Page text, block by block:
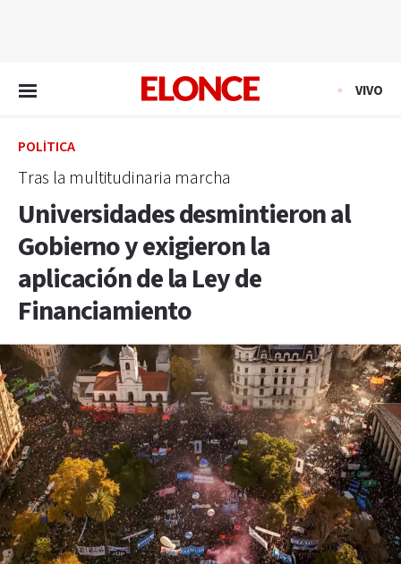
VIVO
POLÍTICA
Tras la multitudinaria marcha
Universidades desmintieron al
Gobierno y exigieron la
aplicación de la Ley de
Financiamiento